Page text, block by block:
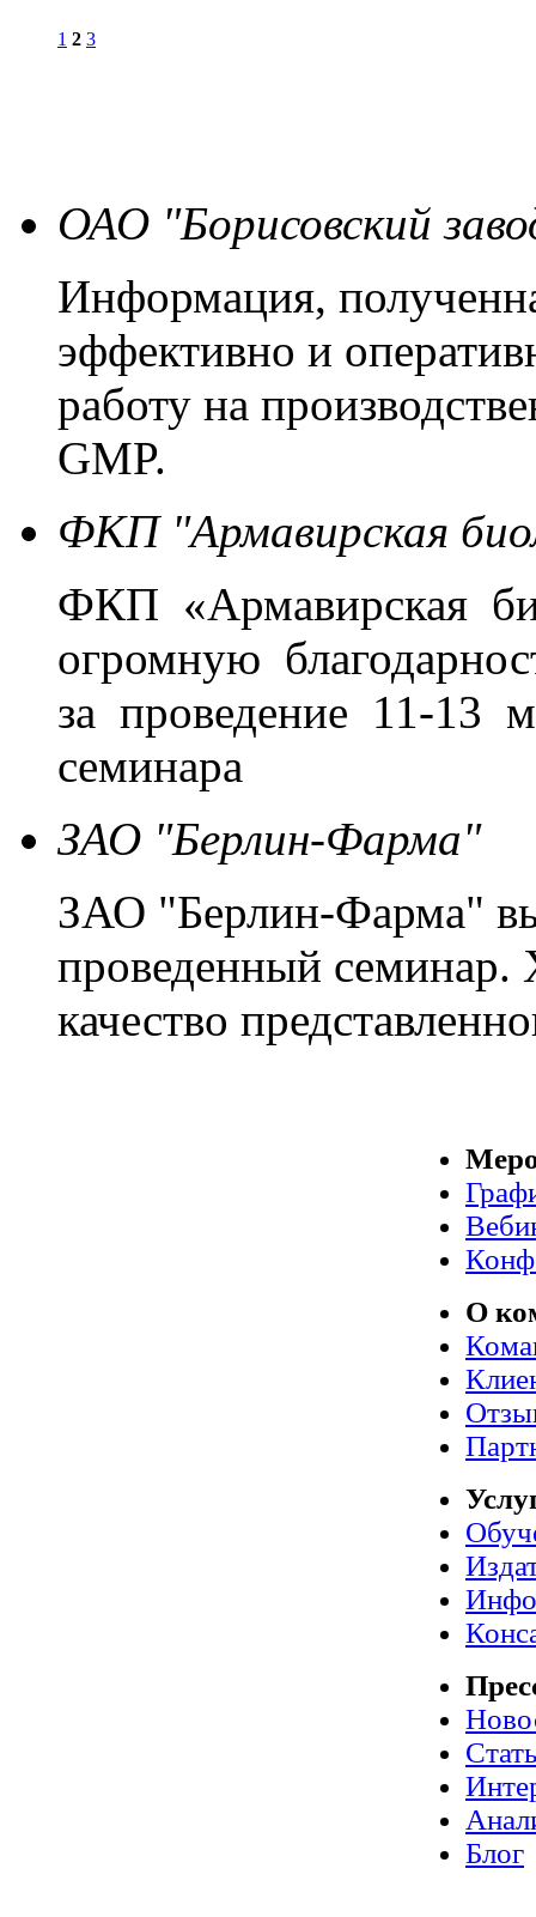
1 2 3
ОАО "Борисовский
Информация,
эффективно и
работу на
GMP.
ФКП "Армавирская
ФКП «Армавирская
огромную
за проведение 11-13
семинара
ЗАО "Берлин-Фарма"
ЗАО "Берлин-Фарма"
проведенный семинар.
качество
О
Блог